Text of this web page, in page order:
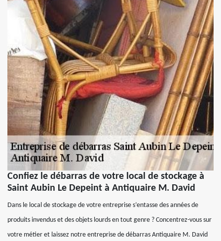
Confiez le débarras de votre local de stockage à
Saint Aubin Le Depeint à Antiquaire M. David
Dans le local de stockage de votre entreprise s’entasse des années de
produits invendus et des objets lourds en tout genre ? Concentrez-vous sur
votre métier et laissez notre entreprise de débarras Antiquaire M. David